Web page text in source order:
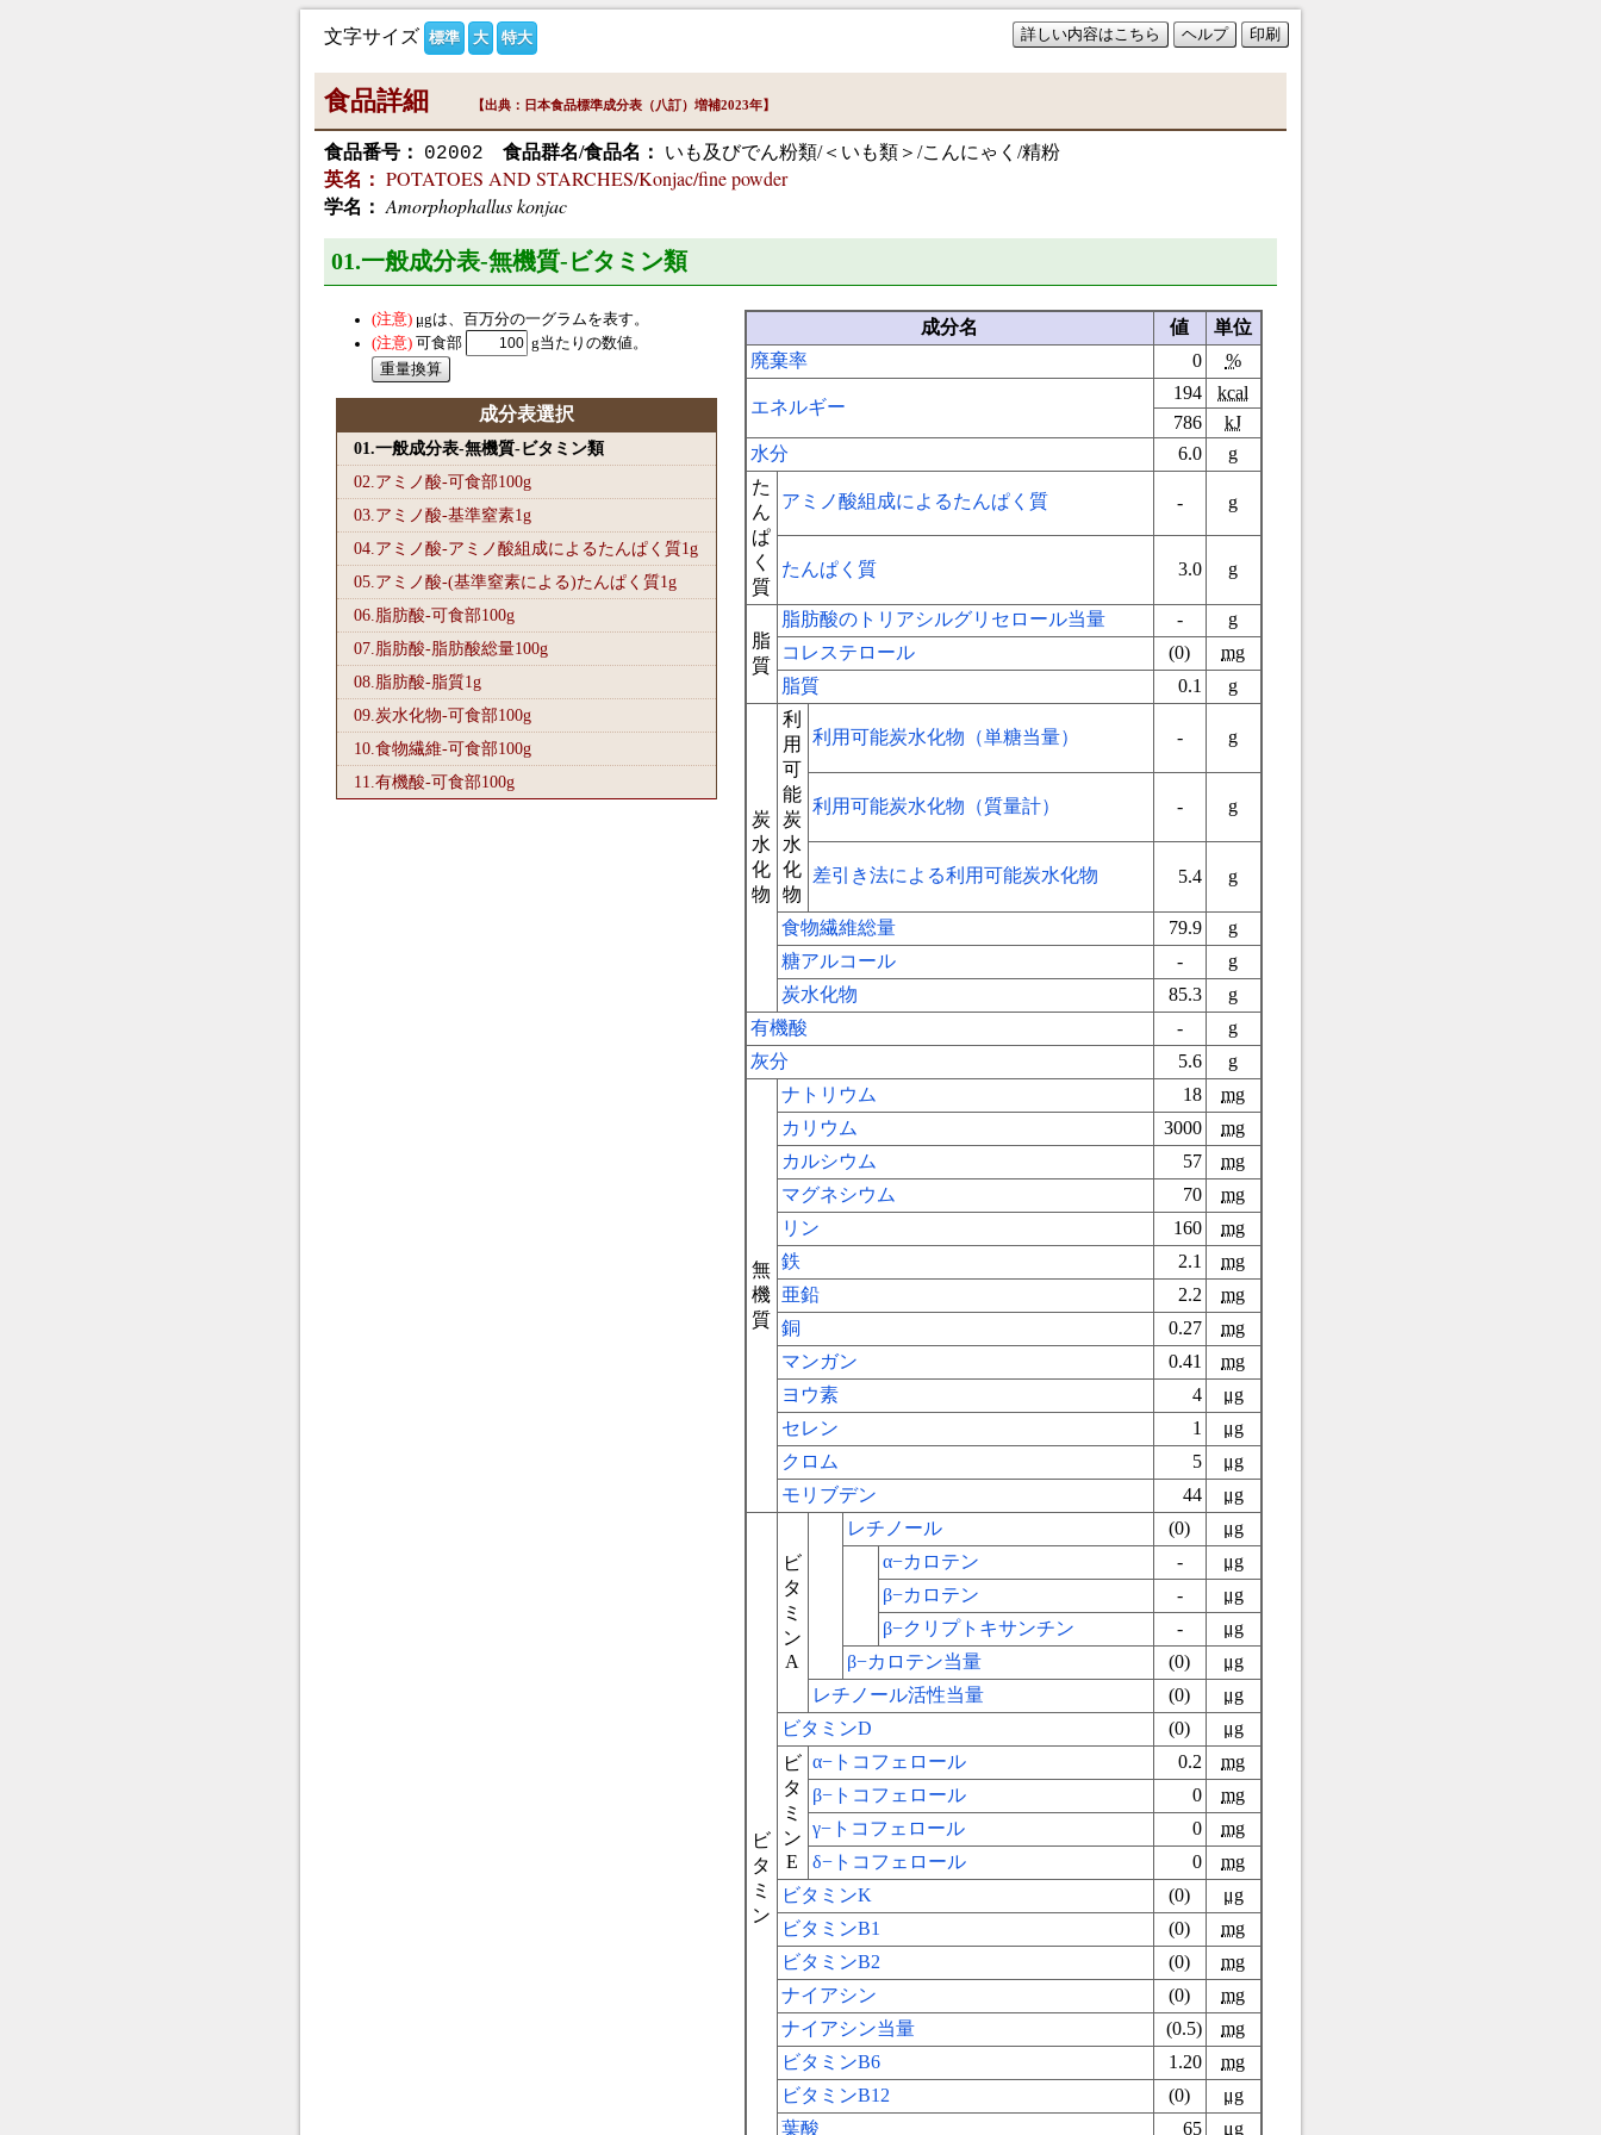
詳しい内容はこちら ヘルプ 印刷
文字サイズ 標準 大 特大
食品詳細 【出典：日本食品標準成分表（八訂）増補2023年】
食品番号： 02002 食品群名/食品名：
いも及びでん粉類/＜いも類＞/こんにゃく/精粉
英名： POTATOES AND STARCHES/Konjac/fine powder
学名： Amorphophallus konjac
01.一般成分表-無機質-ビタミン類
μgは、百万分の一グラムを表す。
可食部
g当たりの数値。
成分表選択
01.一般成分表-無機質-ビタミン類
02.アミノ酸-可食部100g
03.アミノ酸-基準窒素1g
04.アミノ酸-アミノ酸組成によるたんぱく質1g
05.アミノ酸-(基準窒素による)たんぱく質1g
06.脂肪酸-可食部100g
07.脂肪酸-脂肪酸総量100g
08.脂肪酸-脂質1g
09.炭水化物-可食部100g
10.食物繊維-可食部100g
11.有機酸-可食部100g
成分名 値
単位
廃棄率
0 %
エネルギー
194
kcal
786
kJ
水分
6.0
g
た
ん
ぱ
く
質
アミノ酸組成によるたんぱく質 - g
たんぱく質 3.0 g
脂
質
脂肪酸のトリアシルグリセロール当量 -
g
コレステロール
(0)
mg
脂質
0.1 g
炭
水
化
物
利
用
可
能
炭
水
化
物
利用可能炭水化物（単糖当量） - g
利用可能炭水化物（質量計） - g
差引き法による利用可能炭水化物 5.4 g
食物繊維総量 79.9
g
糖アルコール
-
g
炭水化物
85.3
g
有機酸
-
g
灰分
5.6 g
無
機
質
ナトリウム 18
mg
カリウム
3000
mg
カルシウム
57
mg
マグネシウム
70
mg
リン
160
mg
鉄
2.1
mg
亜鉛
2.2
mg
銅
0.27
mg
マンガン
0.41
mg
ヨウ素
4
μg
セレン
1
μg
クロム
5
μg
モリブデン
44 μg
ビ
タ
ミ
ン
ビ
タ
ミ
ン
A
レチノール (0)
μg
α−カロテン
-
μg
β−カロテン
-
μg
β−クリプトキサンチン
-
μg
β−カロテン当量
(0)
μg
レチノール活性当量
(0)
μg
ビタミンD
(0)
μg
ビ
タ
ミ
ン
E
α−トコフェロール 0.2
mg
β−トコフェロール
0
mg
γ−トコフェロール
0
mg
δ−トコフェロール
0
mg
ビタミンK
(0)
μg
ビタミンB1
(0)
mg
ビタミンB2
(0)
mg
ナイアシン
(0)
mg
ナイアシン当量
(0.5)
mg
ビタミンB6
1.20
mg
ビタミンB12
(0)
μg
葉酸
65 μg